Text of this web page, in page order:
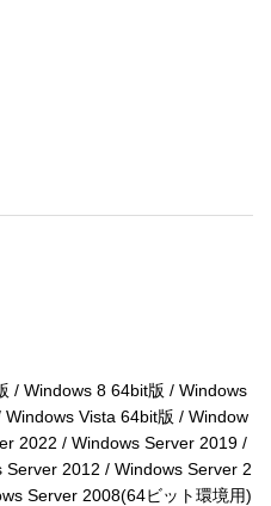
/ Windows 8 64bit版 / Windows
Vista 64bit版 / Window
2022 / Windows Server 2019 /
2012 / Windows Server 2
Server 2008(64ビット環境用)